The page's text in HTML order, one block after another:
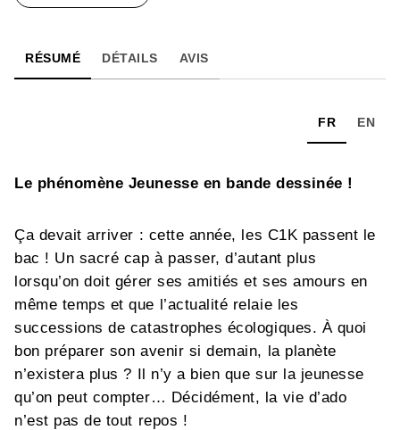
RÉSUMÉ DÉTAILS AVIS
FR EN
Le phénomène Jeunesse en bande dessinée !
Ça devait arriver : cette année, les C1K passent le
bac ! Un sacré cap à passer, d’autant plus
lorsqu’on doit gérer ses amitiés et ses amours en
même temps et que l’actualité relaie les
successions de catastrophes écologiques. À quoi
bon préparer son avenir si demain, la planète
n’existera plus ? Il n’y a bien que sur la jeunesse
qu’on peut compter… Décidément, la vie d’ado
n’est pas de tout repos !